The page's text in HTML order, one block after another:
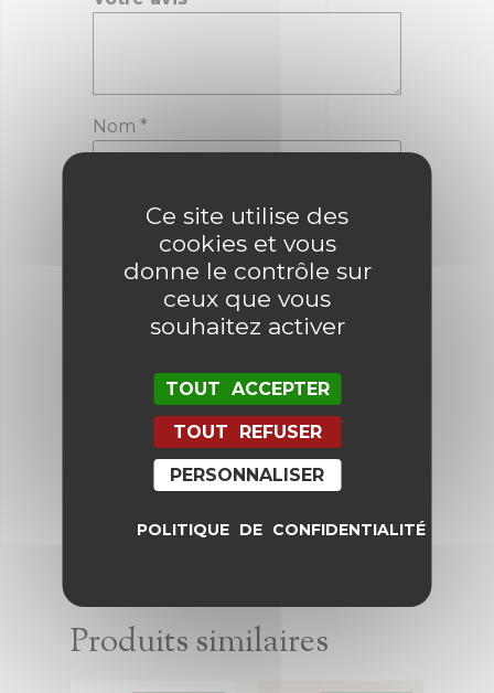
Nom *
E-mail*
Enregistrer mon nom, mon e-mail
et mon site dans le navigateur
Produits similaires
Ce site utilise des
cookies et vous
donne le contrôle sur
ceux que vous
souhaitez activer
TOUT ACCEPTER
TOUT REFUSER
PERSONNALISER
POLITIQUE DE CONFIDENTIALITÉ